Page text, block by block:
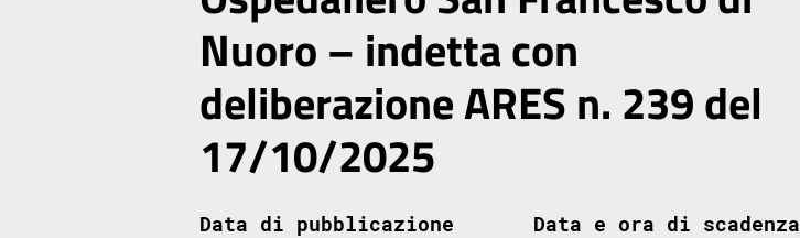
Nuoro – indetta con
deliberazione ARES n. 239 del
17/10/2025
Data di pubblicazione
Data e ora di scadenza